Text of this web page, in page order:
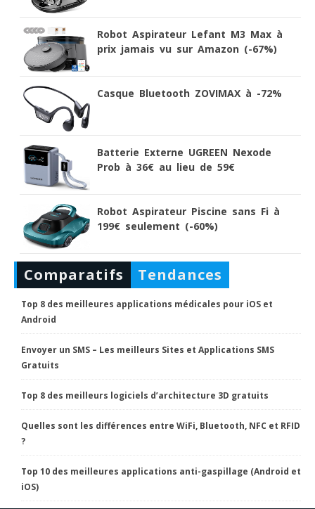
Robot Aspirateur Lefant M3 Max à
prix jamais vu sur Amazon (-67%)
Casque Bluetooth ZOVIMAX à -72%
Batterie Externe UGREEN Nexode
Prob à 36€ au lieu de 59€
Robot Aspirateur Piscine sans Fi à
199€ seulement (-60%)
Comparatifs Tendances
Top 8 des meilleures applications médicales pour iOS et
Android
Envoyer un SMS – Les meilleurs Sites et Applications SMS
Gratuits
Top 8 des meilleurs logiciels d’architecture 3D gratuits
Quelles sont les différences entre WiFi, Bluetooth, NFC et RFID
?
Top 10 des meilleures applications anti-gaspillage (Android et
iOS)